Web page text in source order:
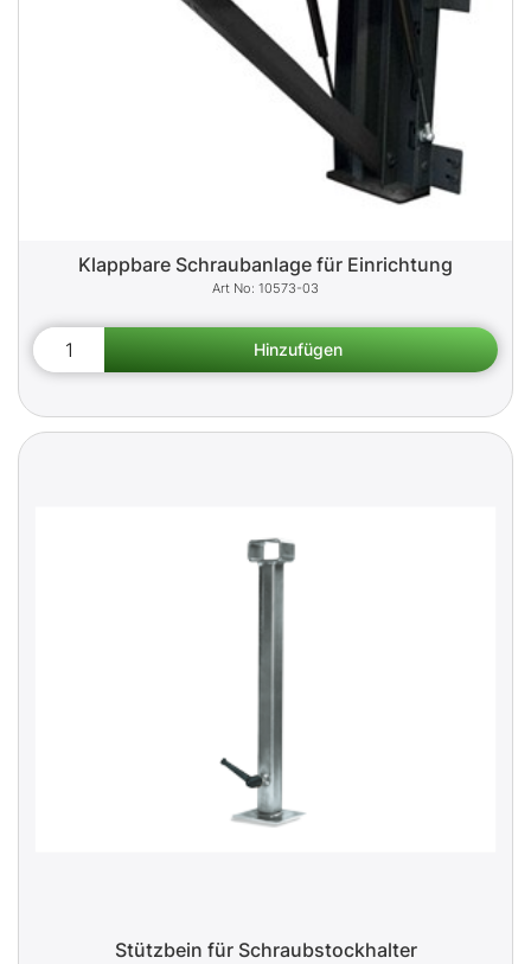
Klappbare Schraubanlage für Einrichtung
10573-03
Stützbein für Schraubstockhalter